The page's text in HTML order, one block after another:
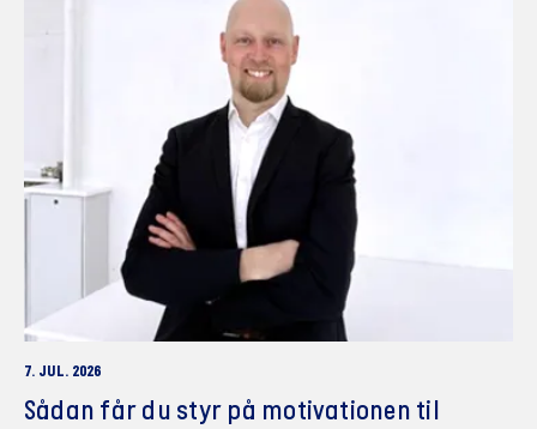
7. JUL. 2026
Sådan får du styr på motivationen til